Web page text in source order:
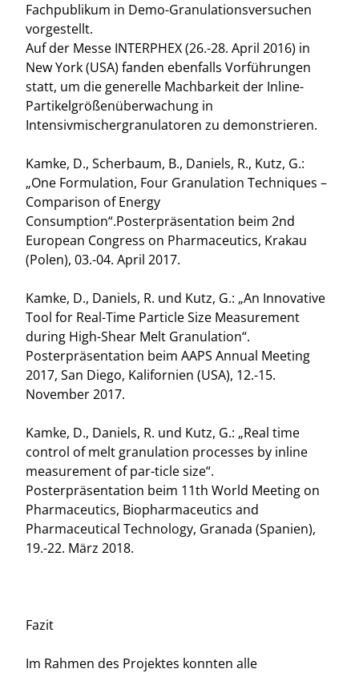
Fachpublikum in Demo-Granulationsversuchen
vorgestellt.
Auf der Messe INTERPHEX (26.-28. April 2016) in
New York (USA) fanden ebenfalls Vorführungen
statt, um die generelle Machbarkeit der Inline-
Partikelgrößenüberwachung in
Intensivmischergranulatoren zu demonstrieren.
Kamke, D., Scherbaum, B., Daniels, R., Kutz, G.:
„One Formulation, Four Granulation Techniques –
Comparison of Energy
Consumption“.Posterpräsentation beim 2nd
European Congress on Pharmaceutics, Krakau
(Polen), 03.-04. April 2017.
Kamke, D., Daniels, R. und Kutz, G.: „An Innovative
Tool for Real-Time Particle Size Measurement
during High-Shear Melt Granulation“.
Posterpräsentation beim AAPS Annual Meeting
2017, San Diego, Kalifornien (USA), 12.-15.
November 2017.
Kamke, D., Daniels, R. und Kutz, G.: „Real time
control of melt granulation processes by inline
measurement of par-ticle size“.
Posterpräsentation beim 11th World Meeting on
Pharmaceutics, Biopharmaceutics and
Pharmaceutical Technology, Granada (Spanien),
19.-22. März 2018.
Fazit
Im Rahmen des Projektes konnten alle